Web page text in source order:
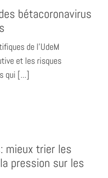
bétacoronavirus
de l’UdeM
et les risques
qui [...]
mieux trier les
pression sur les